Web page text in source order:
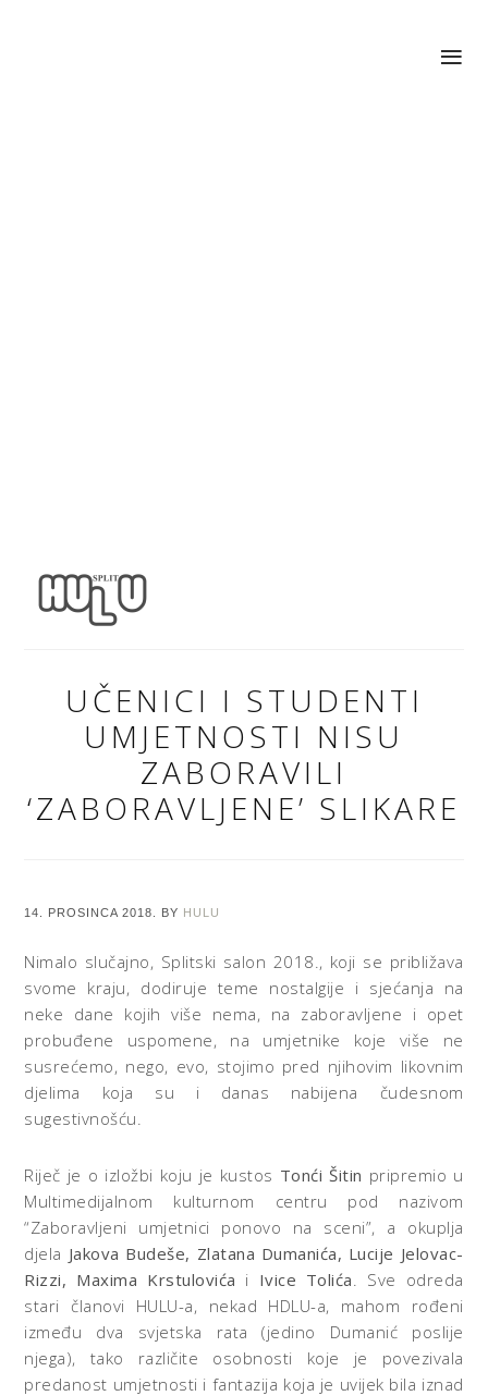
UČENICI I STUDENTI
UMJETNOSTI NISU
ZABORAVILI
‘ZABORAVLJENE’ SLIKARE
14. PROSINCA 2018. BY HULU
Nimalo slučajno, Splitski salon 2018., koji se približava
svome kraju, dodiruje teme nostalgije i sjećanja na
neke dane kojih više nema, na zaboravljene i opet
probuđene uspomene, na umjetnike koje više ne
susrećemo, nego, evo, stojimo pred njihovim likovnim
djelima koja su i danas nabijena čudesnom
sugestivnošću.
Riječ je o izložbi koju je kustos Tonći Šitin pripremio u
Multimedijalnom kulturnom centru pod nazivom
“Zaboravljeni umjetnici ponovo na sceni”, a okuplja
djela Jakova Budeše, Zlatana Dumanića, Lucije Jelovac-
Rizzi, Maxima Krstulovića i Ivice Tolića. Sve odreda
stari članovi HULU-a, nekad HDLU-a, mahom rođeni
između dva svjetska rata (jedino Dumanić poslije
njega), tako različite osobnosti koje je povezivala
predanost umjetnosti i fantazija koja je uvijek bila iznad